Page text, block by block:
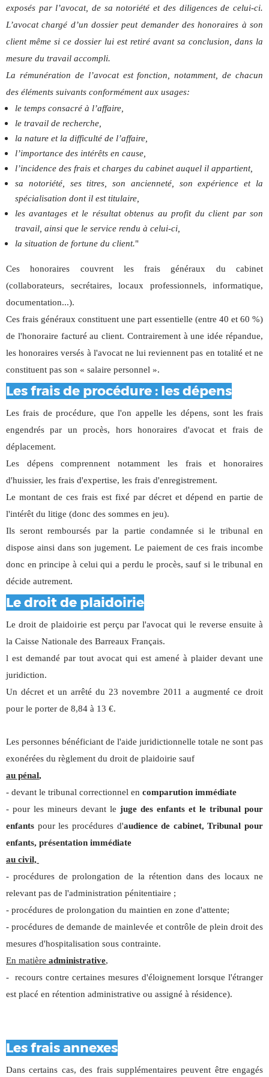
exposés par l’avocat, de sa notoriété et des diligences de celui-ci.
L’avocat chargé d’un dossier peut demander des honoraires à son
client même si ce dossier lui est retiré avant sa conclusion, dans la
mesure du travail accompli.
La rémunération de l’avocat est fonction, notamment, de chacun
des éléments suivants conformément aux usages:
le temps consacré à l’affaire,
le travail de recherche,
la nature et la difficulté de l’affaire,
l’importance des intérêts en cause,
l’incidence des frais et charges du cabinet auquel il appartient,
sa notoriété, ses titres, son ancienneté, son expérience et la
spécialisation dont il est titulaire,
les avantages et le résultat obtenus au profit du client par son
travail, ainsi que le service rendu à celui-ci,
la situation de fortune du client."
Ces honoraires couvrent les frais généraux du cabinet
(collaborateurs, secrétaires, locaux professionnels, informatique,
documentation...).
Ces frais généraux constituent une part essentielle (entre 40 et 60 %)
de l'honoraire facturé au client. Contrairement à une idée répandue,
les honoraires versés à l'avocat ne lui reviennent pas en totalité et ne
constituent pas son « salaire personnel ».
Les frais de procédure : les dépens
Les frais de procédure, que l'on appelle les dépens, sont les frais
engendrés par un procès, hors honoraires d'avocat et frais de
déplacement.
Les dépens comprennent notamment les frais et honoraires
d'huissier, les frais d'expertise, les frais d'enregistrement.
Le montant de ces frais est fixé par décret et dépend en partie de
l'intérêt du litige (donc des sommes en jeu).
Ils seront remboursés par la partie condamnée si le tribunal en
dispose ainsi dans son jugement. Le paiement de ces frais incombe
donc en principe à celui qui a perdu le procès, sauf si le tribunal en
décide autrement.
Le droit de plaidoirie
Le droit de plaidoirie est perçu par l'avocat qui le reverse ensuite à
la Caisse Nationale des Barreaux Français.
l est demandé par tout avocat qui est amené à plaider devant une
juridiction.
Un décret et un arrêté du 23 novembre 2011 a augmenté ce droit
pour le porter de 8,84 à 13 €.
Les personnes bénéficiant de l'aide juridictionnelle totale ne sont pas
exonérées du règlement du droit de plaidoirie sauf
au pénal,
- devant le tribunal correctionnel en comparution immédiate
- pour les mineurs devant le juge des enfants et le tribunal pour
enfants pour les procédures d'audience de cabinet, Tribunal pour
enfants, présentation immédiate
au civil,
- procédures de prolongation de la rétention dans des locaux ne
relevant pas de l'administration pénitentiaire ;
- procédures de prolongation du maintien en zone d'attente;
- procédures de demande de mainlevée et contrôle de plein droit des
mesures d'hospitalisation sous contrainte.
En matière administrative,
- recours contre certaines mesures d'éloignement lorsque l'étranger
est placé en rétention administrative ou assigné à résidence).
Les frais annexes
Dans certains cas, des frais supplémentaires peuvent être engagés